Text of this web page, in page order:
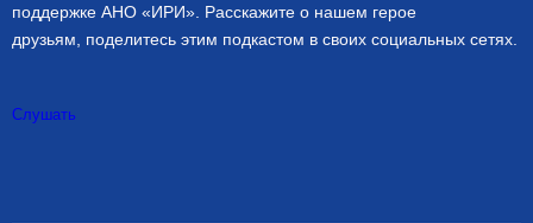
поддержке АНО «ИРИ». Расскажите о нашем герое
друзьям, поделитесь этим подкастом в своих социальных сетях.
Слушать